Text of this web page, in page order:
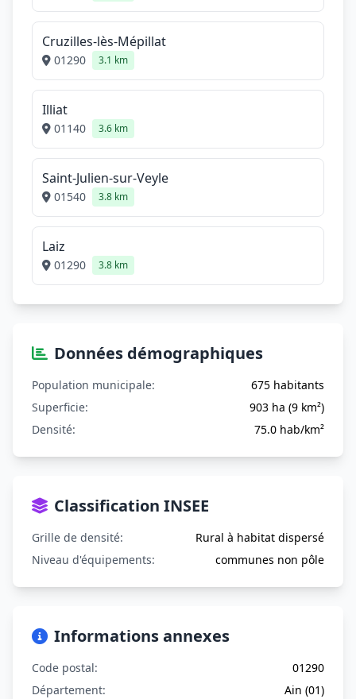
Cruzilles-lès-Mépillat
01290 3.1 km
Illiat
01140 3.6 km
Saint-Julien-sur-Veyle
01540 3.8 km
Laiz
01290 3.8 km
Données démographiques
Population municipale:
675 habitants
Superficie:
903 ha (9 km²)
Densité:
75.0 hab/km²
Classification INSEE
Grille de densité:
Rural à habitat dispersé
Niveau d'équipements:
communes non pôle
Informations annexes
Code postal:
01290
Département:
Ain (01)